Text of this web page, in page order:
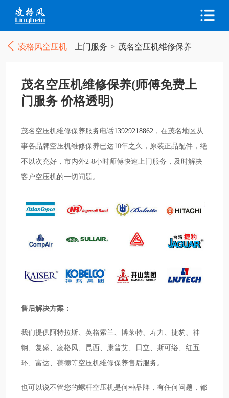
凌格风空压机 | 上门服务 > 茂名空压机维修保养
茂名空压机维修保养(师傅免费上
门服务 价格透明)
茂名空压机维修保养服务电话13929218862 ，在茂名地区从
事各品牌空压机维修保养已达10年之久，原装正品配件，绝
不以次充好，市内外2-8小时师傅快速上门服务，及时解决
客户空压机的一切问题。
售后解决方案：
我们提供阿特拉斯、英格索兰、博莱特、寿力、捷豹、神
钢、复盛、凌格风、昆西、康普艾、日立、斯可络、红五
环、富达、葆德等空压机维修保养售后服务。
也可以说不管您的螺杆空压机是何种品牌，有任何问题，都